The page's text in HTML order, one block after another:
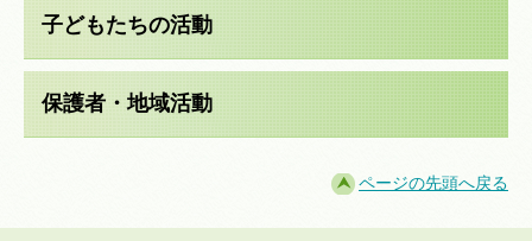
子どもたちの活動
保護者・地域活動
ページの先頭へ戻る